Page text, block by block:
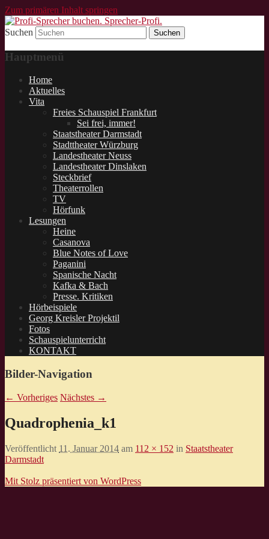
Zum primären Inhalt springen
Profi-Sprecher buchen.
Sprecher-Profi.
Schauspieler und Sprecher für Lesungen.
Suchen
Hauptmenü
Home
Aktuelles
Vita
Freies Schauspiel Frankfurt
Sei frei, immer!
Staatstheater Darmstadt
Stadttheater Würzburg
Landestheater Neuss
Landestheater Dinslaken
Steckbrief
Theaterrollen
TV
Hörfunk
Lesungen
Heine
Casanova
Blue Notes of Love
Paganini
Spanische Nacht
Kafka & Bach
Presse. Kritiken
Hörbeispiele
Georg Kreisler Projektil
Fotos
Schauspielunterricht
KONTAKT
Bilder-Navigation
← Vorheriges Nächstes →
Quadrophenia_k1
Veröffentlicht 11. Januar 2014 am 112 × 152 in Staatstheater
Darmstadt
Mit Stolz präsentiert von WordPress